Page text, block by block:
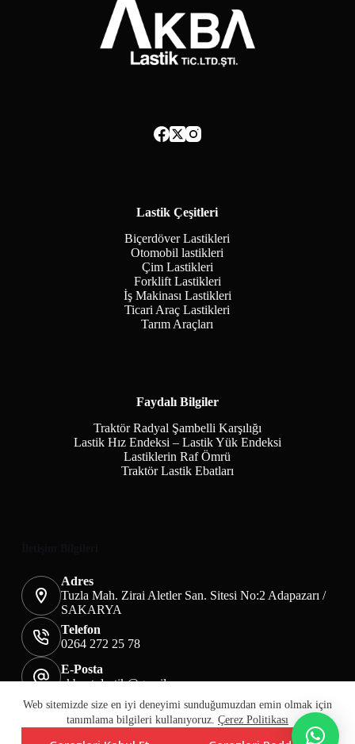
Web sitemizde size en iyi deneyimi sunduğumuzdan emin olmak için
tanımlama bilgileri kullanıyoruz. Çerez Politikası
Lastik Çeşitleri
Biçerdöver Lastikleri
Otomobil lastikleri
Çim Lastikleri
Forklift Lastikleri
İş Makinası Lastikleri
Ticari Araç Lastikleri
Tarım Araçları
Faydalı Bilgiler
Traktör Radyal Şambelli Karşılığı
Lastik Hız Endeksi – Lastik Yük Endeksi
Lastiklerin Raf Ömrü
Traktör Lastik Ebatları
Adres
Tuzla Mah. Zirai Aletler San. Sitesi No:2 Adapazarı /
SAKARYA
Telefon
0264 272 25 78
E-Posta
akbaotolastik@gmail.com
Mesafeli Satış Sözleşmesi
Teslimat&İade
Üyelik KVKK Sayfası
Çerez Politikası